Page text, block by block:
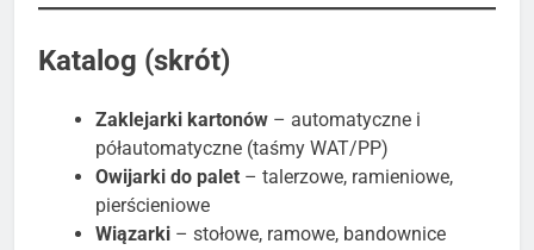
Katalog (skrót)
Zaklejarki kartonów – automatyczne i
półautomatyczne (taśmy WAT/PP)
Owijarki do palet – talerzowe, ramieniowe,
pierścieniowe
Wiązarki – stołowe, ramowe, bandownice